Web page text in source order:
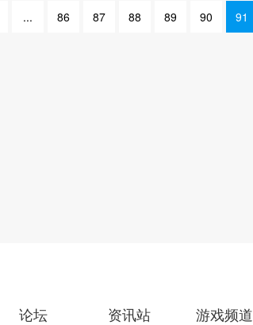
...
85 86 87 88 89 90 91
论坛 资讯站 游戏频道